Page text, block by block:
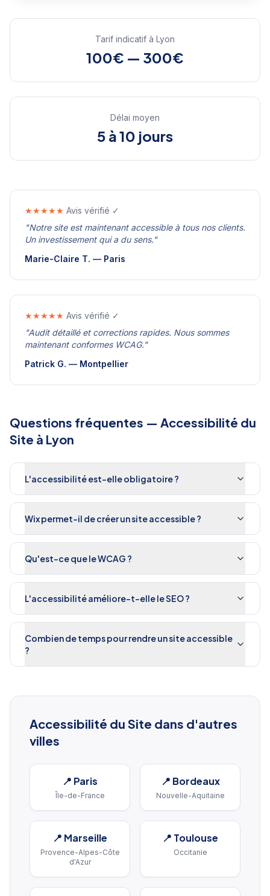
Tarif indicatif à Lyon
100€ — 300€
Délai moyen
5 à 10 jours
★★★★★ Avis vérifié ✓
"Notre site est maintenant accessible à tous nos clients.
Un investissement qui a du sens."
Marie-Claire T. — Paris
★★★★★ Avis vérifié ✓
"Audit détaillé et corrections rapides. Nous sommes
maintenant conformes WCAG."
Patrick G. — Montpellier
Questions fréquentes — Accessibilité du
Site à Lyon
L'accessibilité est-elle obligatoire ?
Wix permet-il de créer un site accessible ?
Qu'est-ce que le WCAG ?
L'accessibilité améliore-t-elle le SEO ?
Combien de temps pour rendre un site accessible
?
Accessibilité du Site dans d'autres
villes
📍 Paris
Île-de-France
📍 Bordeaux
Nouvelle-Aquitaine
📍 Marseille
Provence-Alpes-Côte
d'Azur
📍 Toulouse
Occitanie